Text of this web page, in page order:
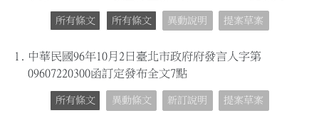
所有條文 所有條文 異動說明 提案草案
1. 中華民國96年10月2日臺北市政府府發言人字第
09607220300函訂定發布全文7點
所有條文 異動條文 新訂說明 提案草案